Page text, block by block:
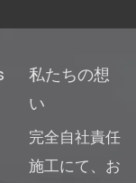
私たちの想
い
完全自社責任
施工にて、お